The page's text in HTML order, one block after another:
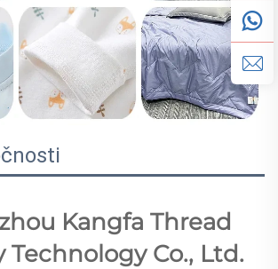
Kangfa Thread
Technology Co., Ltd.